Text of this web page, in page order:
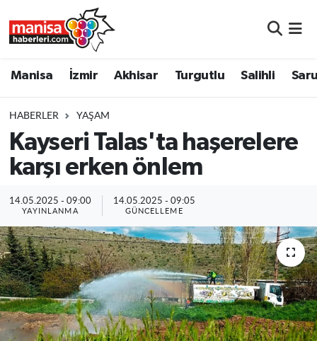
Manisa İzmir Akhisar Turgutlu Salihli
HABERLER YAŞAM
Kayseri Talas'ta haşerelere
karşı erken önlem
14.05.2025 - 09:00
YAYINLANMA
14.05.2025 - 09:05
GÜNCELLEME
Turgutlu
Salihli
Saruhanlı
Soma
Resmi İlanlar
Manisa Nöbetçi Eczaneler
Manisa Trafik Yoğunluk Haritası
Süper Lig Puan Durumu ve Fikstür
Tüm Manşetler
Son Dakika Haberleri
Haber Arşivi